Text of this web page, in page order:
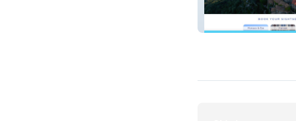
Azur Riviera Tourism